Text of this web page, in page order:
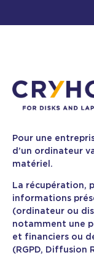
Pour une
d’un ordinateur
matériel.
La récupération,
informations
(ordinateur ou
notamment une
et financiers ou
(RGPD, Diffusion